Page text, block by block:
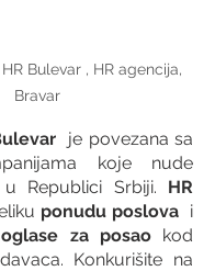
Bulevar , HR agencija,
Bravar
  je povezana sa
koje nude
Republici Srbiji. HR
ponudu poslova
  i
oglase za posao kod